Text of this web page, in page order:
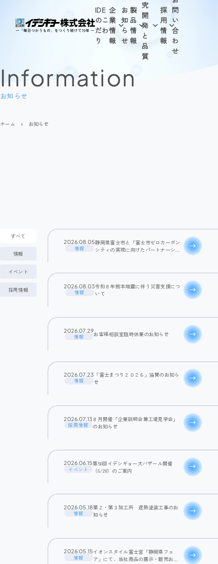
IDE
のこ
だわ
り
企
業
情
報
お
知
ら
せ
製
品
情
報
究
開
発
と
品
質
採
用
情
報
問
い
合
わ
せ
Information
お知らせ
ホーム navigate_next お知らせ
すべて
情報
イベント
採用情報
2026.08.05
情報
静岡県富士市と「富士市ゼロカーボン
シティの実現に向けたパートナーシッ
east
2026.08.03
情報
令和８年熊本地震に伴う災害支援につ
いて
east
2026.07.29
情報 お客様相談室臨時休業のお知らせ east
2026.07.23
情報
「富士まつり２０２６」協賛のお知ら
せ
east
2026.07.13
採用情報
８月開催「企業説明会兼工場見学会」
のお知らせ
east
2026.06.15
イベント
第50回イデシギョー大バザール開催
（6/28）のご案内
east
2026.05.18
情報
第２・第３加工所 遮熱塗装工事のお
知らせ
east
2026.05.15
情報
イオンスタイル富士宮「静岡県フェ
ア」にて、当社商品の展示・販売およ
east